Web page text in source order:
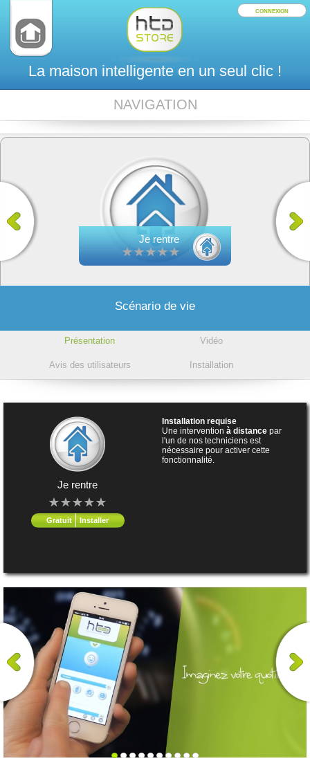
La maison intelligente en un seul clic !
CONNEXION
NAVIGATION
Je rentre
Scénario de vie
Présentation Vidéo
Avis des utilisateurs Installation
Je rentre
Gratuit Installer
Installation requise
Une intervention à distance par
l'un de nos techniciens est
nécessaire pour activer cette
fonctionnalité.